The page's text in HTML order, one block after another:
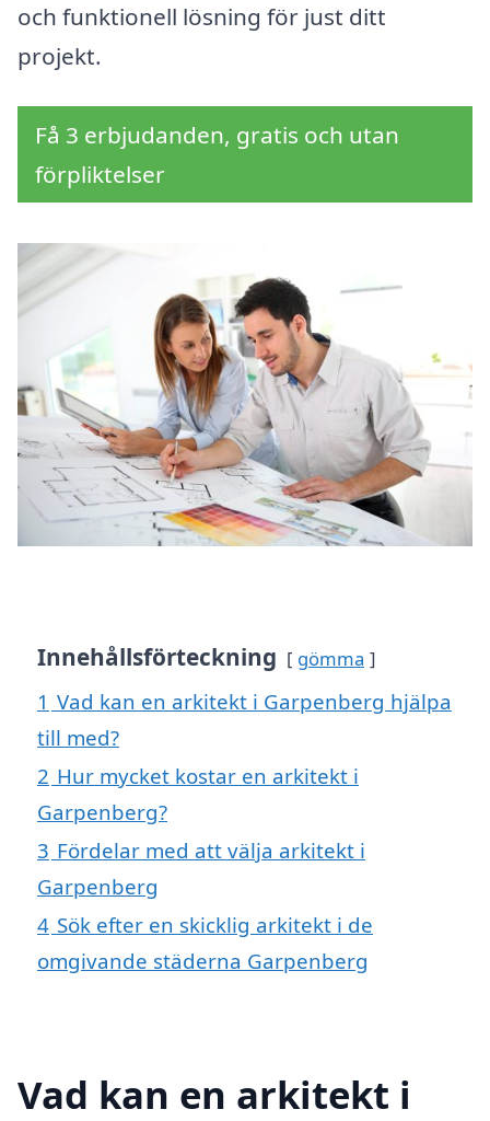
och funktionell lösning för just ditt
projekt.
Få 3 erbjudanden, gratis och utan
förpliktelser
Innehållsförteckning gömma
1 Vad kan en arkitekt i Garpenberg hjälpa
till med?
2 Hur mycket kostar en arkitekt i
Garpenberg?
3 Fördelar med att välja arkitekt i
Garpenberg
4 Sök efter en skicklig arkitekt i de
omgivande städerna Garpenberg
Vad kan en arkitekt i